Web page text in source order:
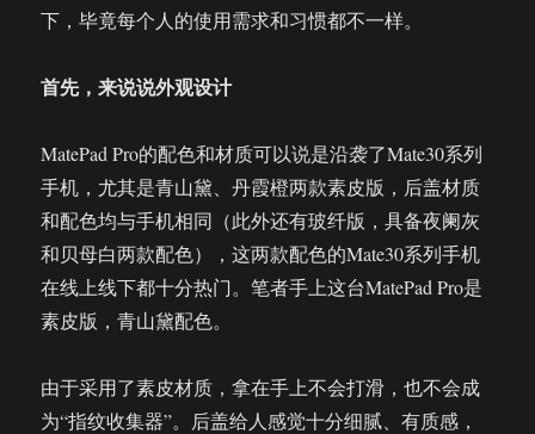
下，毕竟每个人的使用需求和习惯都不一样。
首先，来说说外观设计
MatePad Pro的配色和材质可以说是沿袭了Mate30系列
手机，尤其是青山黛、丹霞橙两款素皮版，后盖材质
和配色均与手机相同（此外还有玻纤版，具备夜阑灰
和贝母白两款配色），这两款配色的Mate30系列手机
在线上线下都十分热门。笔者手上这台MatePad Pro是
素皮版，青山黛配色。
由于采用了素皮材质，拿在手上不会打滑，也不会成
为“指纹收集器”。后盖给人感觉十分细腻、有质感，